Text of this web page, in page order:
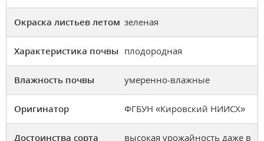
Окраска листьев летом зеленая
Характеристика почвы плодородная
Влажность почвы умеренно-влажные
Оригинатор ФГБУН «Кировский НИИСХ»
Достоинства сорта
высокая урожайность даже в